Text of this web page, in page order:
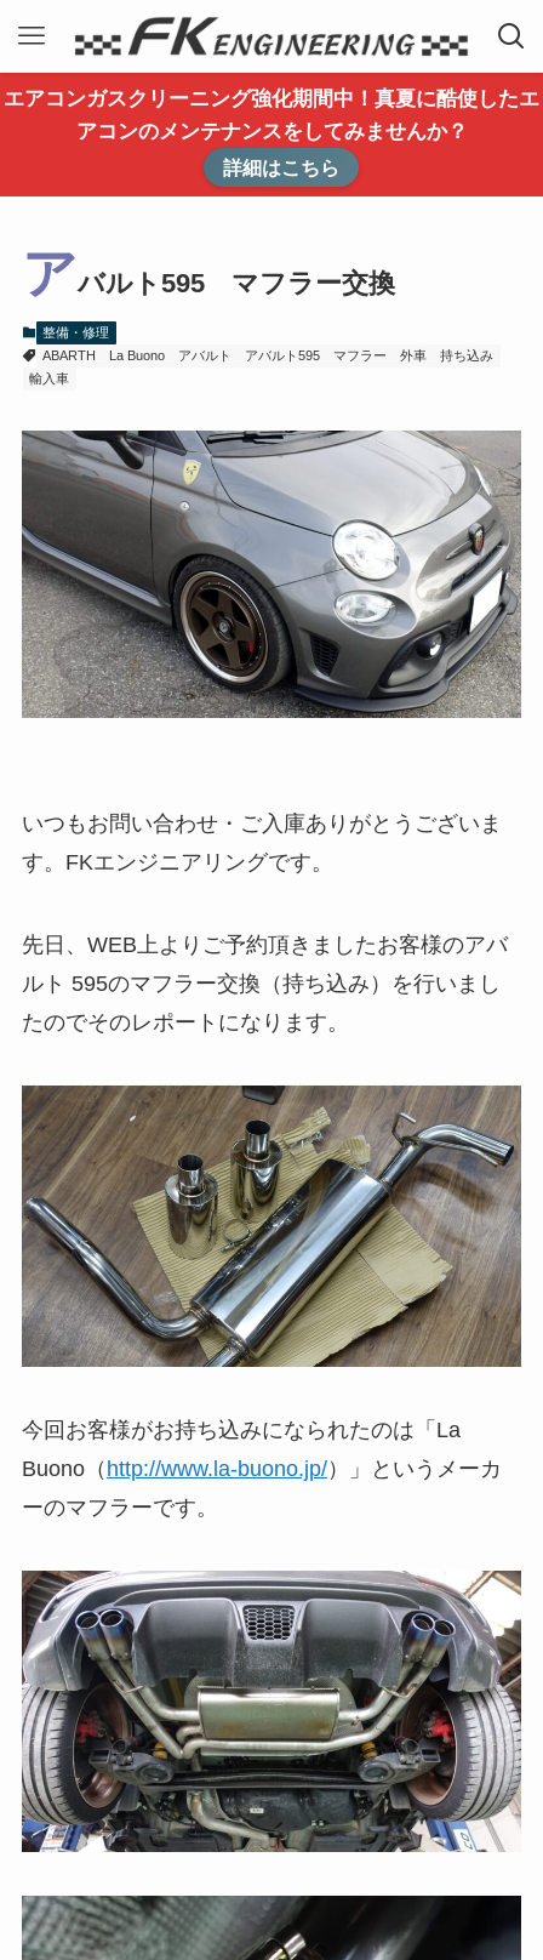
エアコンガスクリーニング強化期間中！真夏に酷使したエ
アコンのメンテナンスをしてみませんか？
詳細はこちら
アバルト595 マフラー交換
整備・修理
ABARTH
La Buono アバルト アバルト595 マフラー 外車
持ち込み
輸入車
いつもお問い合わせ・ご入庫ありがとうございま
す。FKエンジニアリングです。
先日、WEB上よりご予約頂きましたお客様のアバ
ルト 595のマフラー交換（持ち込み）を行いまし
たのでそのレポートになります。
今回お客様がお持ち込みになられたのは「La
Buono（ http://www.la-buono.jp/）」というメーカ
ーのマフラーです。